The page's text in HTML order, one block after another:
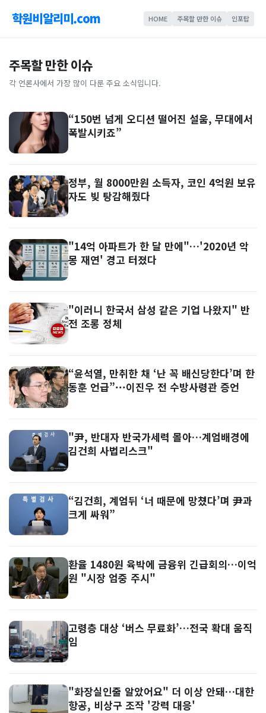
학원비알리미.com HOME 주목할 만한 이슈 인포탑
주목할 만한 이슈
각 언론사에서 가장 많이 다룬 주요 소식입니다.
“150번 넘게 오디션 떨어진 설움, 무대에서
폭발시키죠”
정부, 월 8000만원 소득자, 코인 4억원 보유
자도 빚 탕감해줬다
"14억 아파트가 한 달 만에"…'2020년 악
몽 재연' 경고 터졌다
"이러니 한국서 삼성 같은 기업 나왔지" 반
전 조롱 정체
“윤석열, 만취한 채 ‘난 꼭 배신당한다’며 한
동훈 언급”···이진우 전 수방사령관 증언
"尹, 반대자 반국가세력 몰아…계엄배경에
김건희 사법리스크"
“김건희, 계엄뒤 ‘너 때문에 망쳤다’며 尹과
크게 싸워”
환율 1480원 육박에 금융위 긴급회의…이억
원 "시장 엄중 주시"
고령층 대상 ‘버스 무료화’…전국 확대 움직
임
"화장실인줄 알았어요" 더 이상 안돼…대한
항공, 비상구 조작 '강력 대응'